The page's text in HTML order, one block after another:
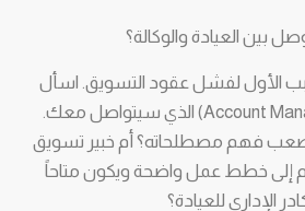
الأول لفشل عقود التسويق. اسأل
عن مدير الحساب (Account Manager) الذي سيتواصل معك.
فهم مصطلحاته؟ أم خبير تسويق
إلى خطط عمل واضحة ويكون متاحاً
الإداري للعيادة؟